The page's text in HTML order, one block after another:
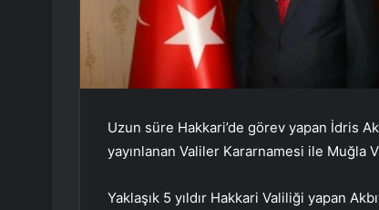
Uzun süre Hakkari’de görev yapan İdris
yayınlanan Valiler Kararnamesi ile Muğla
Yaklaşık 5 yıldır Hakkari Valiliği yapan